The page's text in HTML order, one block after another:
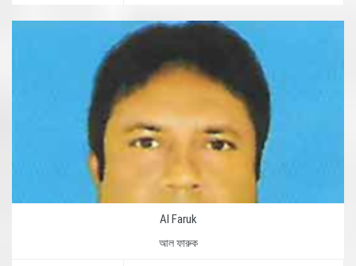
Al Faruk
আল ফারুক